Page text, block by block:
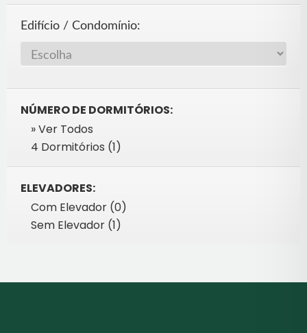
Edifício / Condomínio:
NÚMERO DE DORMITÓRIOS:
» Ver Todos
4 Dormitórios (1)
ELEVADORES:
Com Elevador (0)
Sem Elevador (1)